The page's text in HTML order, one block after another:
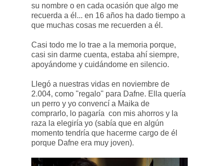
su nombre o en cada ocasión que algo me
recuerda a él... en 16 años ha dado tiempo a
que muchas cosas me recuerden a él.
Casi todo me lo trae a la memoria porque,
casi sin darme cuenta, estaba ahí siempre,
apoyándome y cuidándome en silencio.
Llegó a nuestras vidas en noviembre de
2.004, como "regalo" para Dafne. Ella quería
un perro y yo convencí a Maika de
comprarlo, lo pagaría con mis ahorros y la
raza la elegiría yo (sabía que en algún
momento tendría que hacerme cargo de él
porque Dafne era muy joven).